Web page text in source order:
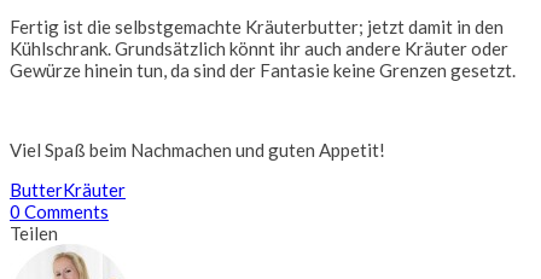
Fertig ist die selbstgemachte Kräuterbutter; jetzt damit in den
Kühlschrank. Grundsätzlich könnt ihr auch andere Kräuter oder
Gewürze hinein tun, da sind der Fantasie keine Grenzen gesetzt.
Viel Spaß beim Nachmachen und guten Appetit!
ButterKräuter
0 Comments
Teilen